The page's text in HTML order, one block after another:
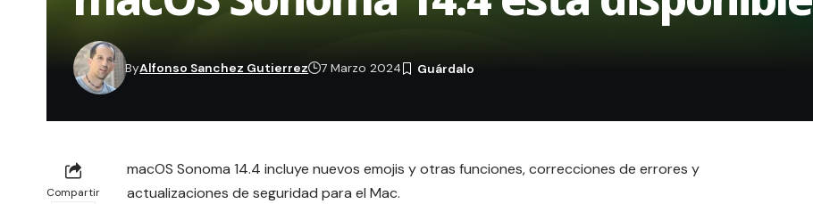
ByAlfonso Sanchez Gutierrez 7 Marzo 2024
Compartir
macOS Sonoma 14.4 incluye nuevos emojis y otras funciones, correcciones de errores y
actualizaciones de seguridad para el Mac.